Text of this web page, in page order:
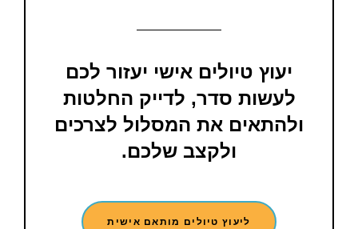
יעוץ טיולים אישי יעזור לכם
לעשות סדר, לדייק החלטות
ולהתאים את המסלול לצרכים
ולקצב שלכם.
ליעוץ טיולים מותאם אישית